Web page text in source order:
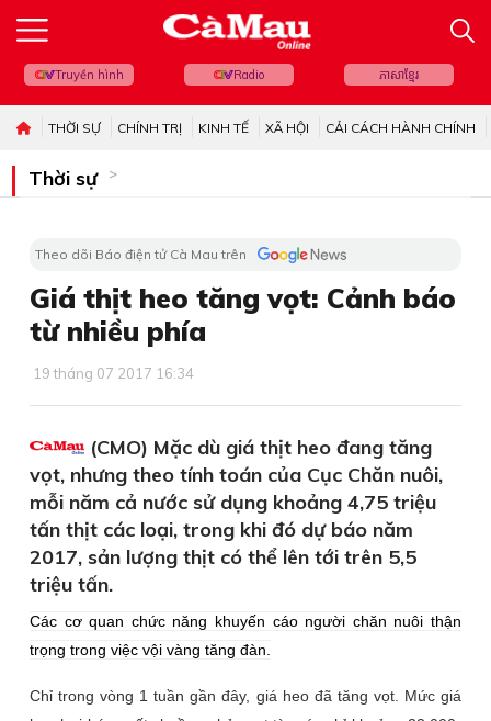
Truyền hình Radio ភាសាខ្មែរ
THỜI SỰ CHÍNH TRỊ KINH TẾ XÃ HỘI CẢI CÁCH HÀNH CHÍNH
Thời sự
Theo dõi Báo điện tử Cà Mau trên
Giá thịt heo tăng vọt: Cảnh báo
từ nhiều phía
19 tháng 07 2017 16:34
(CMO) Mặc dù giá thịt heo đang tăng
vọt, nhưng theo tính toán của Cục Chăn nuôi,
mỗi năm cả nước sử dụng khoảng 4,75 triệu
tấn thịt các loại, trong khi đó dự báo năm
2017, sản lượng thịt có thể lên tới trên 5,5
triệu tấn.
Các cơ quan chức năng khuyến cáo người chăn nuôi thận
trọng trong việc vội vàng tăng đàn.
Chỉ trong vòng 1 tuần gần đây, giá heo đã tăng vọt. Mức giá